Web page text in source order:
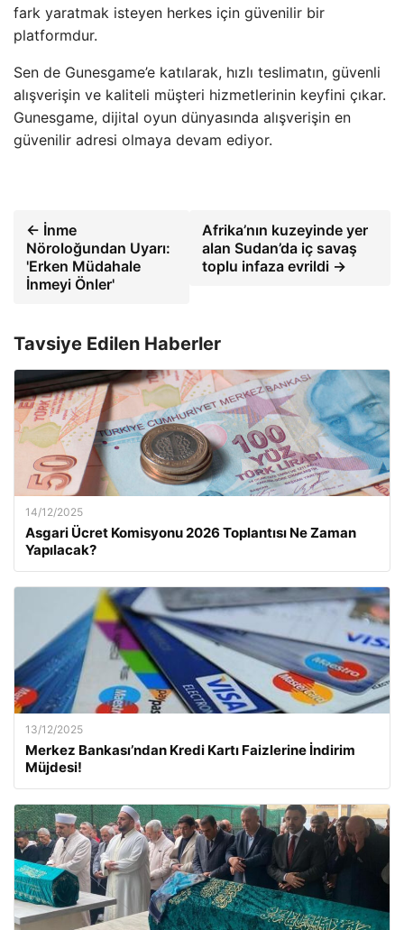
fark yaratmak isteyen herkes için güvenilir bir
platformdur.
Sen de Gunesgame’e katılarak, hızlı teslimatın, güvenli
alışverişin ve kaliteli müşteri hizmetlerinin keyfini çıkar.
Gunesgame, dijital oyun dünyasında alışverişin en
güvenilir adresi olmaya devam ediyor.
← İnme
Nöroloğundan Uyarı:
'Erken Müdahale
İnmeyi Önler'
Afrika’nın kuzeyinde yer
alan Sudan’da iç savaş
toplu infaza evrildi →
Tavsiye Edilen Haberler
14/12/2025
Asgari Ücret Komisyonu 2026 Toplantısı Ne Zaman
Yapılacak?
13/12/2025
Merkez Bankası’ndan Kredi Kartı Faizlerine İndirim
Müjdesi!